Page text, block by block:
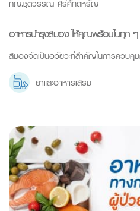
ภญ.ชุติวรรณ ศรีศักดิ์หิรัญ
อาหารบำรุงสมอง ให้คุณพร้อมในทุก
สมองจัดเป็นอวัยวะที่สำคัญในการควบคุ
ยาและอาหารเสริม